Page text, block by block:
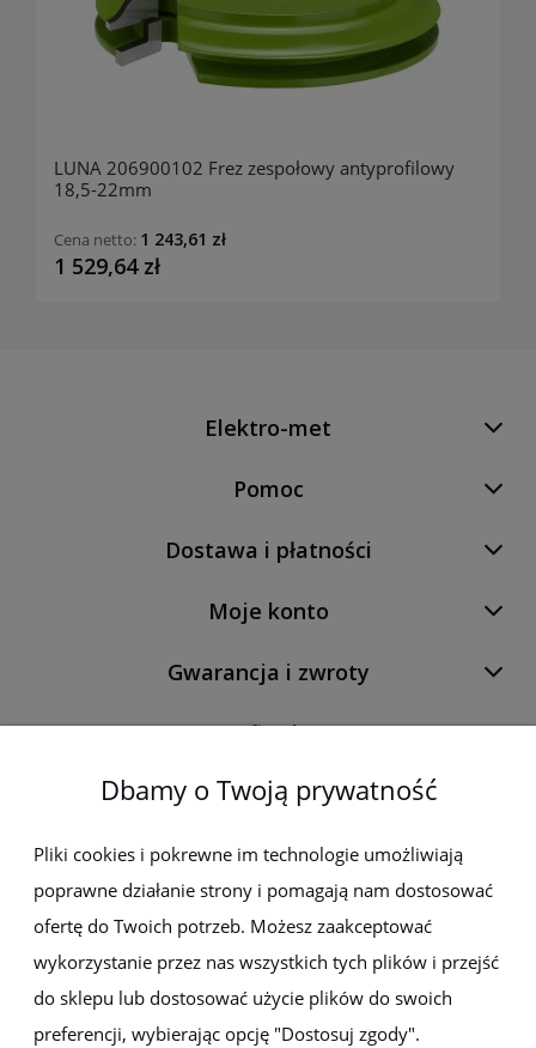
LUNA 206900102 Frez zespołowy antyprofilowy
18,5-22mm
1 529,64 zł
Cena netto: 1 243,61 zł
Elektro-met
Pomoc
Dostawa i płatności
Moje konto
Gwarancja i zwroty
O firmie
Newsletter
Zapisz się do newslettera, aby być na bieżąco z nowościami i
promocjami
Dbamy o Twoją prywatność
Pliki cookies i pokrewne im technologie umożliwiają
poprawne działanie strony i pomagają nam dostosować
ofertę do Twoich potrzeb. Możesz zaakceptować
wykorzystanie przez nas wszystkich tych plików i przejść
do sklepu lub dostosować użycie plików do swoich
preferencji, wybierając opcję "Dostosuj zgody".